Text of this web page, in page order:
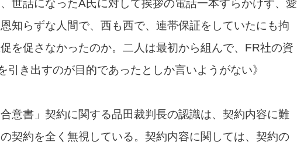
世話になったA氏に対して挨拶の電話一本すらかけず、愛
知らずな人間で、西も西で、連帯保証をしていたにも拘
を促さなかったのか。二人は最初から組んで、FR社の資
引き出すのが目的であったとしか言いようがない》
意書」契約に関する品田裁判長の認識は、契約内容に難
契約を全く無視している。契約内容に関しては、契約の